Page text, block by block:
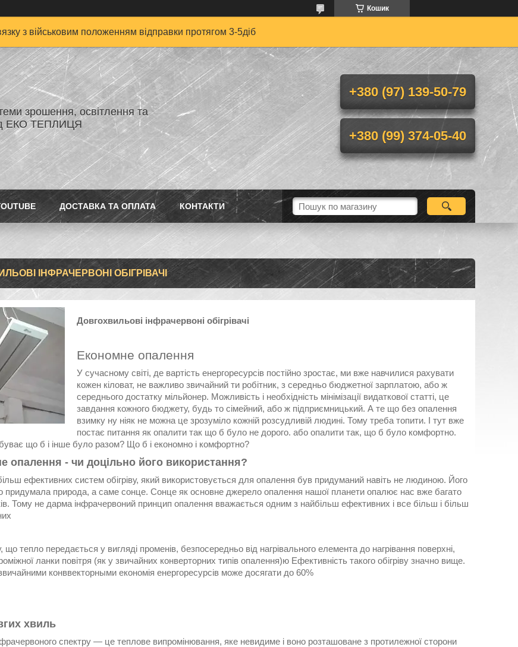
Кошик
з військовим положенням відправки протягом 3-5діб
зрошення, освітлення та
ЕКО ТЕПЛИЦЯ
+380 (97) 139-50-79
+380 (99) 374-05-40
ДОСТАВКА ТА ОПЛАТА КОНТАКТИ
ІНФРАЧЕРВОНІ ОБІГРІВАЧІ
Довгохвильові інфрачервоні обігрівачі
Економне опалення
У сучасному світі, де вартість енергоресурсів постійно зростає, ми вже навчилися рахувати
кожен кіловат, не важливо звичайний ти робітник, з середньо бюджетної зарплатою, або ж
середнього достатку мільйонер. Можливість і необхідність мінімізації видаткової статті, це
завдання кожного бюджету, будь то сімейний, або ж підприємницький. А те що без опалення
взимку ну ніяк не можна це зрозуміло кожній розсудливій людині. Тому треба топити. І тут вже
постає питання як опалити так що б було не дорого. або опалити так, що б було комфортно.
що б і інше було разом? Що б і економно і комфортно?
опалення - чи доцільно його використання?
ефективних систем обігріву, який використовується для опалення був придуманий навіть не людиною. Його
придумала природа, а саме сонце. Сонце як основне джерело опалення нашої планети опалює нас вже багато
Тому не дарма інфрачервоний принцип опалення вважається одним з найбільш ефективних і все більш і більш
що тепло передається у вигляді променів, безпосередньо від нагрівального елемента до нагрівання поверхні,
ланки повітря (як у звичайних конверторних типів опалення)ю Ефективність такого обігріву значно вище.
конввекторными економія енергоресурсів може досягати до 60%
хвиль
спектру — це теплове випромінювання, яке невидиме і воно розташоване з протилежної сторони